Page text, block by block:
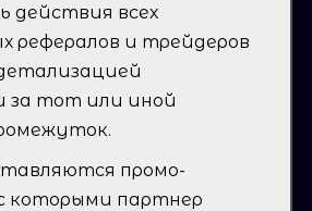
действия всех
рефералов и трейдеров
тот или иной
промо-
которыми партнер